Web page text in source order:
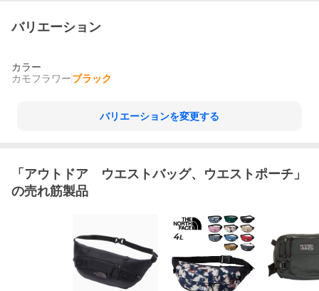
バリエーション
カラー
カモフラワーブラック
バリエーションを変更する
「 アウトドア ウエストバッグ、ウエストポーチ 」
の売れ筋製品